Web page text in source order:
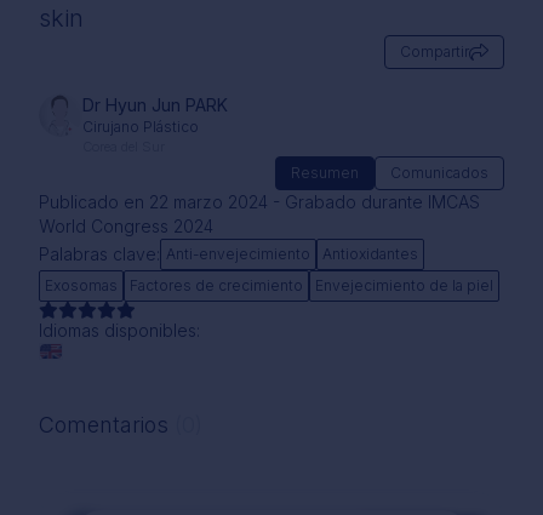
skin
Compartir
Dr Hyun Jun PARK
Cirujano Plástico
Resumen Comunicados
Publicado en 22 marzo 2024 - Grabado durante IMCAS
World Congress 2024
Palabras clave: Anti-envejecimiento
Antioxidantes
Exosomas
Factores de crecimiento Envejecimiento de la piel
Idiomas disponibles:
Comentarios